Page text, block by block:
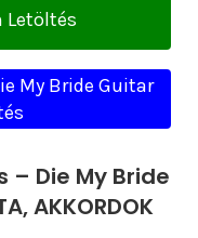
Letöltés
My Bride Guitar
– Die My Bride
AKKORDOK